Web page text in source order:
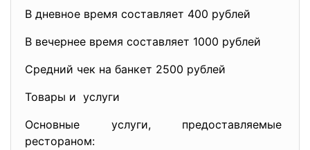
В дневное время составляет 400 рублей
В вечернее время составляет 1000 рублей
Средний чек на банкет 2500 рублей
Товары и услуги
Основные услуги, предоставляемые
рестораном: